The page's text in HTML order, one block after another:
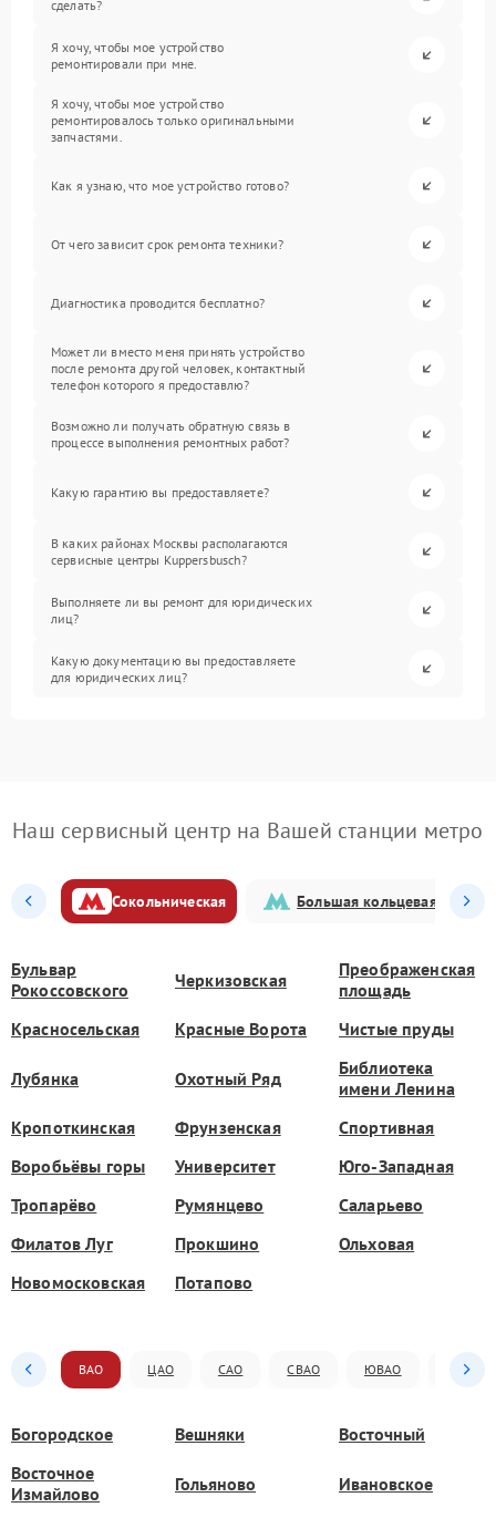
сделать?
Я хочу, чтобы мое устройство
ремонтировали при мне.
Я хочу, чтобы мое устройство
ремонтировалось только оригинальными
запчастями.
Как я узнаю, что мое устройство готово?
От чего зависит срок ремонта техники?
Диагностика проводится бесплатно?
Может ли вместо меня принять устройство
после ремонта другой человек, контактный
телефон которого я предоставлю?
Возможно ли получать обратную связь в
процессе выполнения ремонтных работ?
Какую гарантию вы предоставляете?
В каких районах Москвы располагаются
сервисные центры Kuppersbusch?
Выполняете ли вы ремонт для юридических
лиц?
Какую документацию вы предоставляете
для юридических лиц?
Наш сервисный центр на Вашей станции метро
Сокольническая Большая кольцевая
Бульвар
Рокоссовского
Черкизовская
Преображенская
площадь
Красносельская
Красные Ворота Чистые пруды
Лубянка Охотный Ряд
Библиотека
имени Ленина
Кропоткинская
Фрунзенская
Спортивная
Воробьёвы горы
Университет
Юго-Западная
Тропарёво
Румянцево
Саларьево
Филатов Луг
Прокшино
Ольховая
Новомосковская
Потапово
ВАО ЦАО САО СВАО ЮВАО ЮАО
Богородское Вешняки
Восточный
Восточное
Измайлово
Гольяново Ивановское